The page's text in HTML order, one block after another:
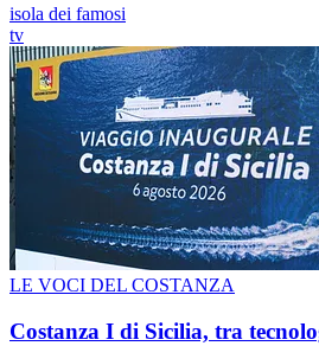
isola dei famosi
tv
LE VOCI DEL COSTANZA
Costanza I di Sicilia, tra